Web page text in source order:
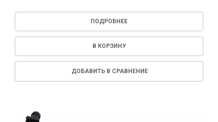
ПОДРОБНЕЕ
В КОРЗИНУ
ДОБАВИТЬ В СРАВНЕНИЕ